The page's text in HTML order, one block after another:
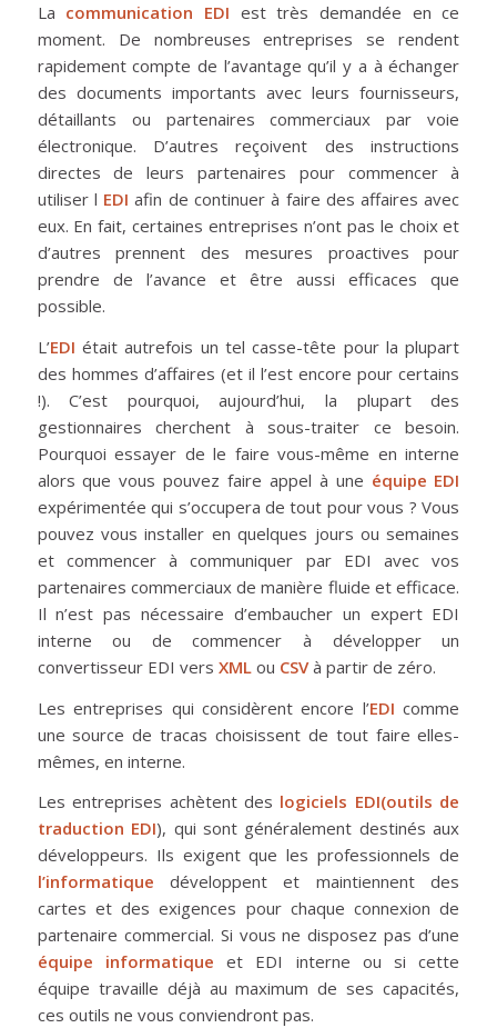
La communication EDI est très demandée en ce
moment. De nombreuses entreprises se rendent
rapidement compte de l’avantage qu’il y a à échanger
des documents importants avec leurs fournisseurs,
détaillants ou partenaires commerciaux par voie
électronique. D’autres reçoivent des instructions
directes de leurs partenaires pour commencer à
utiliser l EDI afin de continuer à faire des affaires avec
eux. En fait, certaines entreprises n’ont pas le choix et
d’autres prennent des mesures proactives pour
prendre de l’avance et être aussi efficaces que
possible.
L’EDI était autrefois un tel casse-tête pour la plupart
des hommes d’affaires (et il l’est encore pour certains
!). C’est pourquoi, aujourd’hui, la plupart des
gestionnaires cherchent à sous-traiter ce besoin.
Pourquoi essayer de le faire vous-même en interne
alors que vous pouvez faire appel à une équipe EDI
expérimentée qui s’occupera de tout pour vous ? Vous
pouvez vous installer en quelques jours ou semaines
et commencer à communiquer par EDI avec vos
partenaires commerciaux de manière fluide et efficace.
Il n’est pas nécessaire d’embaucher un expert EDI
interne ou de commencer à développer un
convertisseur EDI vers XMLou CSVà partir de zéro.
Les entreprises qui considèrent encore l’EDI comme
une source de tracas choisissent de tout faire elles-
mêmes, en interne.
Les entreprises achètent des logiciels EDI(outils de
traduction EDI), qui sont généralement destinés aux
développeurs. Ils exigent que les professionnels de
l’informatique développent et maintiennent des
cartes et des exigences pour chaque connexion de
partenaire commercial. Si vous ne disposez pas d’une
équipe
informatique et EDI interne ou si cette
équipe travaille déjà au maximum de ses capacités,
ces outils ne vous conviendront pas.